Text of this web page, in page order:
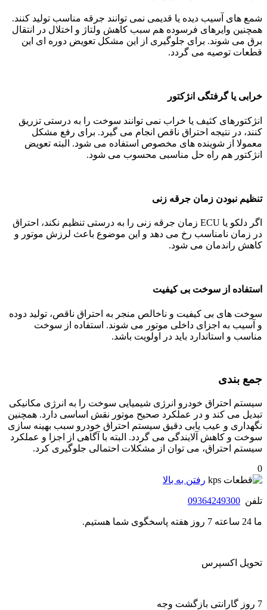
شمع های آسیب دیده یا قدیمی نمی توانند جرقه مناسب تولید کنند.
همچنین وایرهای فرسوده هم سبب کاهش ولتاژ و اختلال در انتقال
برق می شوند. برای جلوگیری از این مشکل تعویض دوره ای این
قطعات توصیه می گردد.
خرابی یا گرفتگی انژکتور
انژکتورهای کثیف یا خراب نمی توانند سوخت را به درستی تزریق
کنند، در نتیجه احتراق ناقص انجام می گیرد. برای رفع مشکل
معمولا از شوینده های مخصوص استفاده می شود. البته تعویض
انژکتور هم راه حل مناسبی محسوب می شود.
تنظیم نبودن زمان جرقه زنی
اگر دلکو یا ECU زمان جرقه زنی را به درستی تنظیم نکند، احتراق
در زمان نامناسب رخ می دهد و این موضوع باعث لرزش موتور و
کاهش راندمان می شود.
استفاده از سوخت بی کیفیت
سوخت های بی کیفیت و ناخالص منجر به احتراق ناقص، تولید دوده
و آسیب به اجزای داخلی موتور می شوند. استفاده از سوخت
مناسب و استاندارد باید در اولویت باشد.
جمع بندی
سیستم احتراق خودرو انرژی شیمیایی سوخت را به انرژی مکانیکی
تبدیل می کند و در عملکرد صحیح موتور نقش اساسی دارد. همچنین
نگهداری و عیب یابی دقیق سیستم احتراق خودرو سبب بهینه سازی
سوخت و کاهش آلایندگی می گردد. البته با آگاهی از اجزا و عملکرد
سیستم احتراق، می توان از مشکلات احتمالی جلوگیری کرد.
0
رفتن به بالا
تلفن 09364249300
ما 24 ساعته 7 روز هفته پاسخگوی شما هستیم.
تحویل اکسپرس
7 روز گارانتی بازگشت وجه